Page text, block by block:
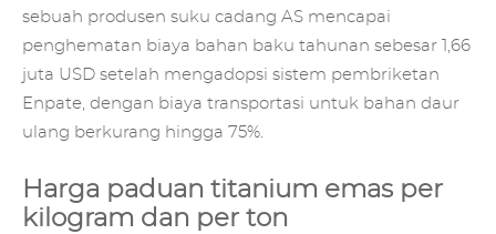
sebuah produsen suku cadang AS mencapai
penghematan biaya bahan baku tahunan sebesar 1,66
juta USD setelah mengadopsi sistem pembriketan
Enpate, dengan biaya transportasi untuk bahan daur
ulang berkurang hingga 75%.
Harga paduan titanium emas per
kilogram dan per ton